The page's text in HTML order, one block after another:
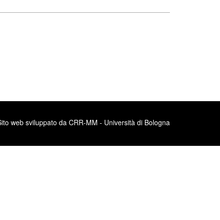
web sviluppato da CRR-MM - Università di Bologna